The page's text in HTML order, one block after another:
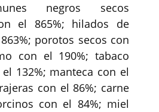
negros secos
el 865%; hilados de
porotos secos con
con el 190%; tabaco
132%; manteca con el
con el 86%; carne
con el 84%; miel